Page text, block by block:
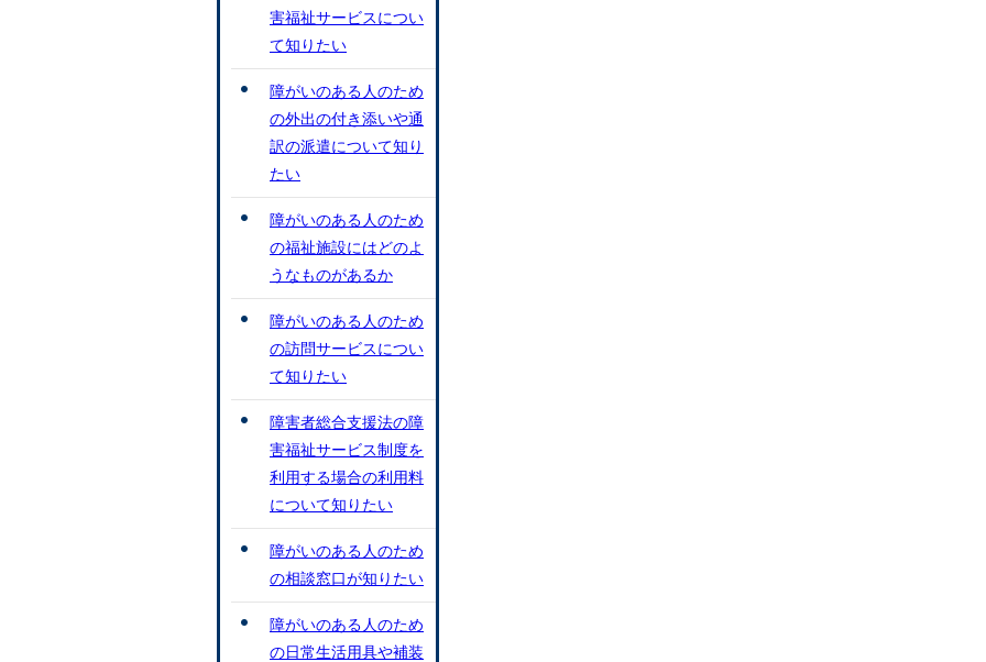
害福祉サービスについ
て知りたい
障がいのある人のため
の外出の付き添いや通
訳の派遣について知り
たい
障がいのある人のため
の福祉施設にはどのよ
うなものがあるか
障がいのある人のため
の訪問サービスについ
て知りたい
障害者総合支援法の障
害福祉サービス制度を
利用する場合の利用料
について知りたい
障がいのある人のため
の相談窓口が知りたい
障がいのある人のため
の日常生活用具や補装